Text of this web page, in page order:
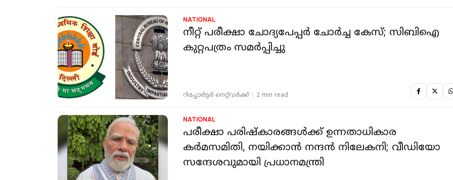
NATIONAL
നീറ്റ് പരീക്ഷാ ചോദ്യപേപ്പര്‍ ചോര്‍ച്ച കേസ്; സിബിഐ
കുറ്റപത്രം സമര്‍പ്പിച്ചു
റിപ്പോർട്ടർ നെറ്റ്‌വര്‍ക്ക്‌ 2 min read
NATIONAL
പരീക്ഷാ പരിഷ്‌കാരങ്ങൾക്ക് ഉന്നതാധികാര
കർമസമിതി, നയിക്കാൻ നന്ദൻ നിലേകനി; വീഡിയോ
സന്ദേശവുമായി പ്രധാനമന്ത്രി